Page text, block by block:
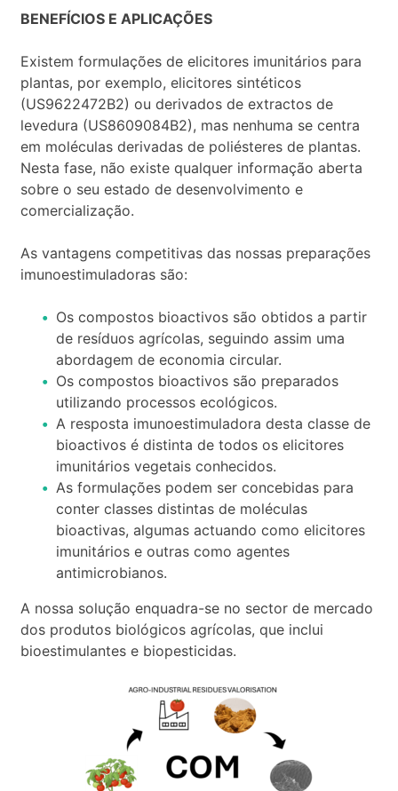
BENEFÍCIOS E APLICAÇÕES
Existem formulações de elicitores imunitários para
plantas, por exemplo, elicitores sintéticos
(US9622472B2) ou derivados de extractos de
levedura (US8609084B2), mas nenhuma se centra
em moléculas derivadas de poliésteres de plantas.
Nesta fase, não existe qualquer informação aberta
sobre o seu estado de desenvolvimento e
comercialização.
As vantagens competitivas das nossas preparações
imunoestimuladoras são:
Os compostos bioactivos são obtidos a partir
de resíduos agrícolas, seguindo assim uma
abordagem de economia circular.
Os compostos bioactivos são preparados
utilizando processos ecológicos.
A resposta imunoestimuladora desta classe de
bioactivos é distinta de todos os elicitores
imunitários vegetais conhecidos.
As formulações podem ser concebidas para
conter classes distintas de moléculas
bioactivas, algumas actuando como elicitores
imunitários e outras como agentes
antimicrobianos.
A nossa solução enquadra-se no sector de mercado
dos produtos biológicos agrícolas, que inclui
bioestimulantes e biopesticidas.